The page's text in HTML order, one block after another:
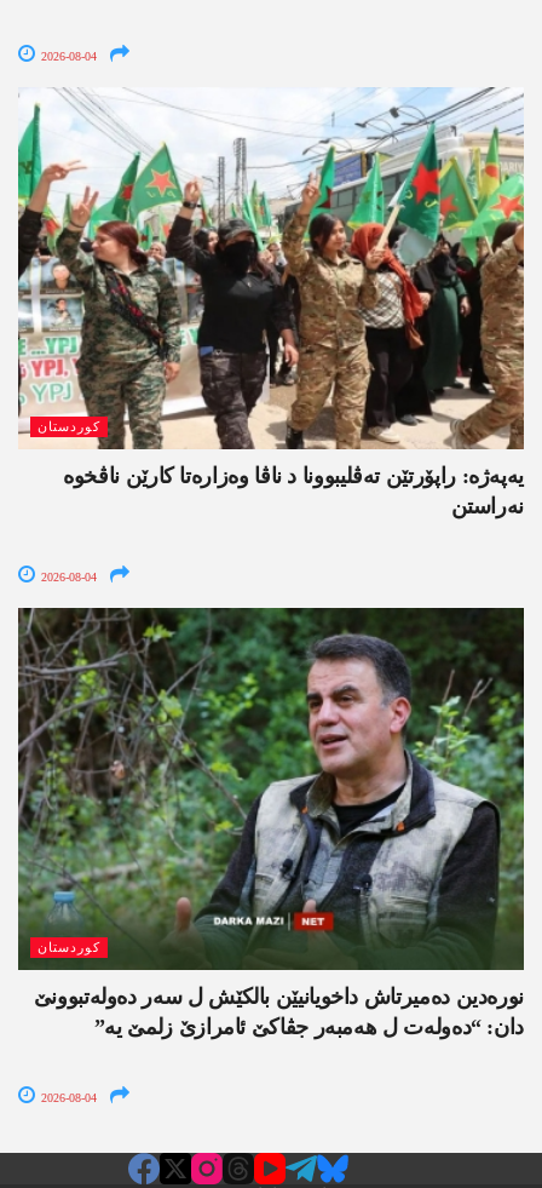
2026-08-04
کوردستان
یەپەژە: راپۆرتێن تەڤلیبوونا د ناڤا وەزارەتا کارێن ناڤخوە
نەراستن
2026-08-04
کوردستان
نورەدین دەمیرتاش داخویانیێن بالکێش ل سەر دەولەتبوونێ
دان: “دەولەت ل ھەمبەر جڤاکێ ئامرازێ زلمێ یە”
2026-08-04